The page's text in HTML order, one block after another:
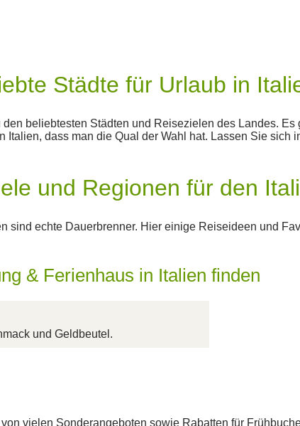
Städte für Urlaub in
beliebtesten Städten und Reisezielen des Landes.
Italien, dass man die Qual der Wahl hat. Lassen Sie sich
und Regionen für den
sind echte Dauerbrenner. Hier einige Reiseideen und
& Ferienhaus in Italien finden
und Geldbeutel.
vielen Sonderangeboten sowie Rabatten für